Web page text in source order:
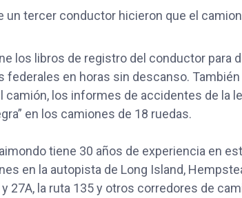
un tercer conductor hicieron que el
los libros de registro del conductor para
federales en horas sin descanso.
camión, los informes de accidentes de la
en los camiones de 18 ruedas.
tiene 30 años de experiencia en
en la autopista de Long Island,
27A, la ruta 135 y otros corredores de